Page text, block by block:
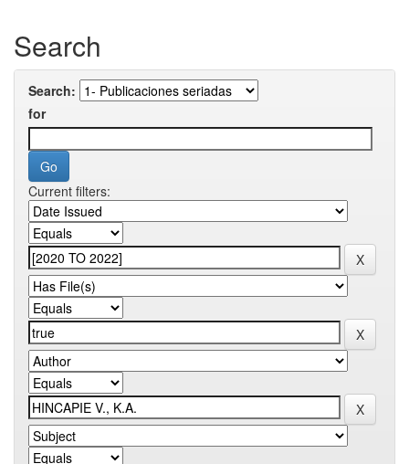
Search
Search:
for
Current filters: